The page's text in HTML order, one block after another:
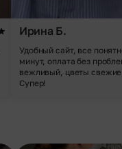
Ирина Б.
Удобный сайт, все
минут, оплата без
вежливый, цветы
Супер!